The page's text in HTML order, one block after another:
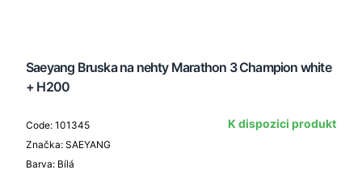
Saeyang Bruska na nehty Marathon 3 Champion white
+ H200
Code: 101345
Značka: SAEYANG
Barva: Bílá
K dispozici produkt